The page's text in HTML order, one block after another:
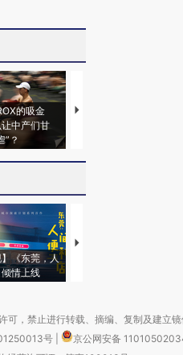
的吸金
中产们甘
”？
马航飞行员跨国走私7万
】《东莞，人
情上线
【推广】走进第四届链博
，禁止进行转载、摘编、复制及建立镜
号
京公网安备